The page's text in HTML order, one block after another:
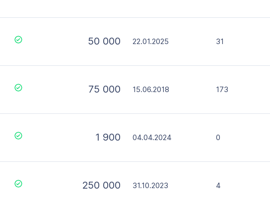
50 000 22.01.2025 31
75 000 15.06.2018 173
1 900 04.04.2024 0
250 000 31.10.2023 4